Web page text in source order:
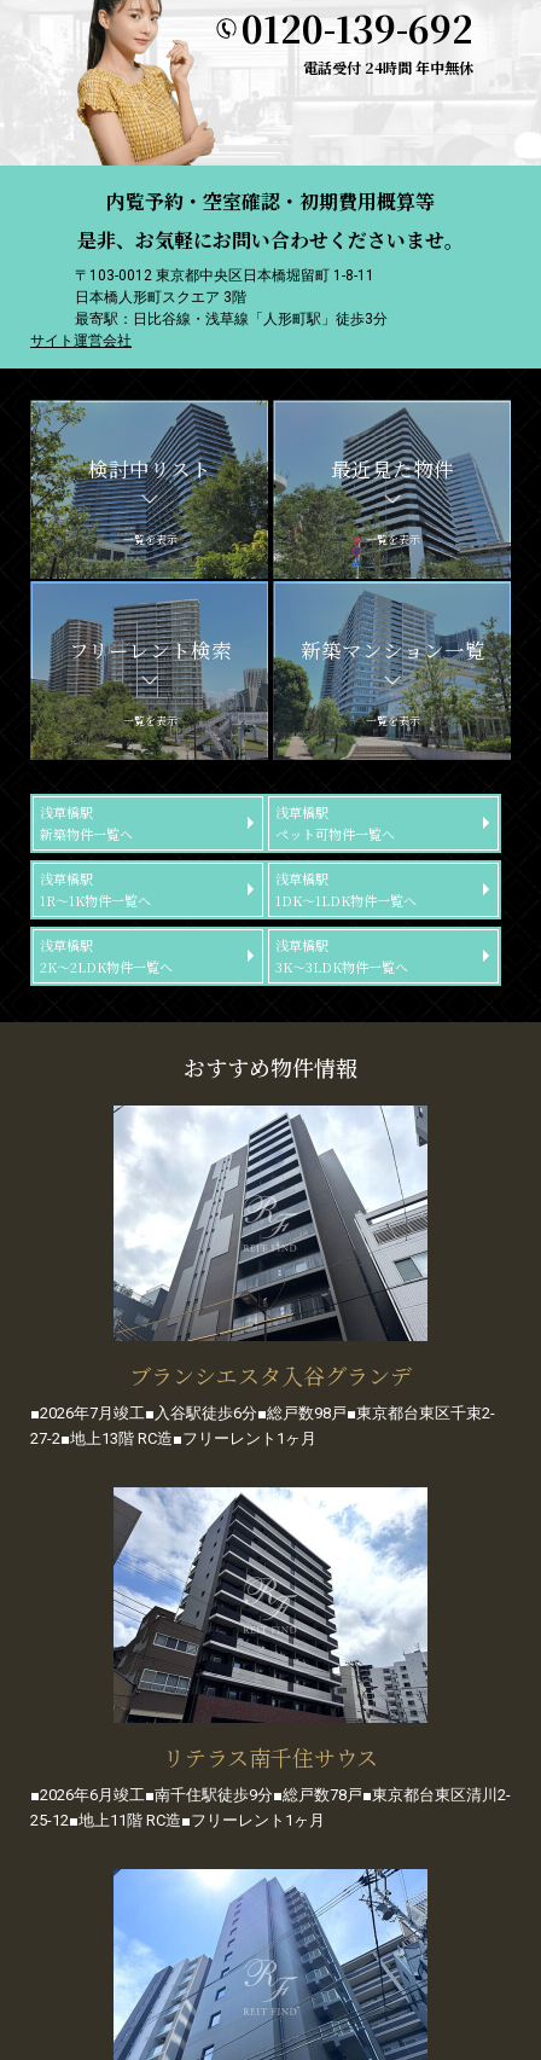
0120-139-692
電話受付 24時間 年中無休
内覧予約・空室確認・初期費用概算等
是非、お気軽にお問い合わせくださいませ。
〒103-0012 東京都中央区日本橋堀留町 1-8-11
日本橋人形町スクエア 3階
最寄駅：日比谷線・浅草線「人形町駅」徒歩3分
サイト運営会社
検討中リスト
一覧を表示
最近見た物件
一覧を表示
フリーレント検索
一覧を表示
新築マンション一覧
一覧を表示
浅草橋駅
新築物件一覧へ
浅草橋駅
ペット可物件一覧へ
浅草橋駅
1R～1K物件一覧へ
浅草橋駅
1DK～1LDK物件一覧へ
浅草橋駅
2K～2LDK物件一覧へ
浅草橋駅
3K～3LDK物件一覧へ
おすすめ物件情報
ブランシエスタ入谷グランデ
■2026年7月竣工■入谷駅徒歩6分■総戸数98戸■東京都台東区千束2-
27-2■地上13階 RC造■フリーレント1ヶ月
リテラス南千住サウス
■2026年6月竣工■南千住駅徒歩9分■総戸数78戸■東京都台東区清川2-
25-12■地上11階 RC造■フリーレント1ヶ月